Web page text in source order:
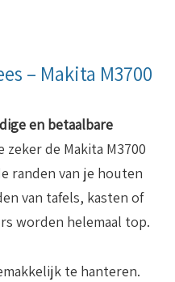
– Makita M3700
en betaalbare
zeker de Makita M3700
randen van je houten
van tafels, kasten of
worden helemaal top.
te hanteren.